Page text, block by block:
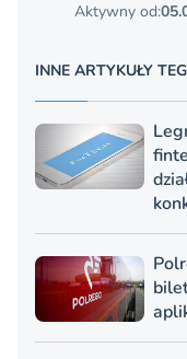
Aktywny od:
INNE ARTYKUŁY